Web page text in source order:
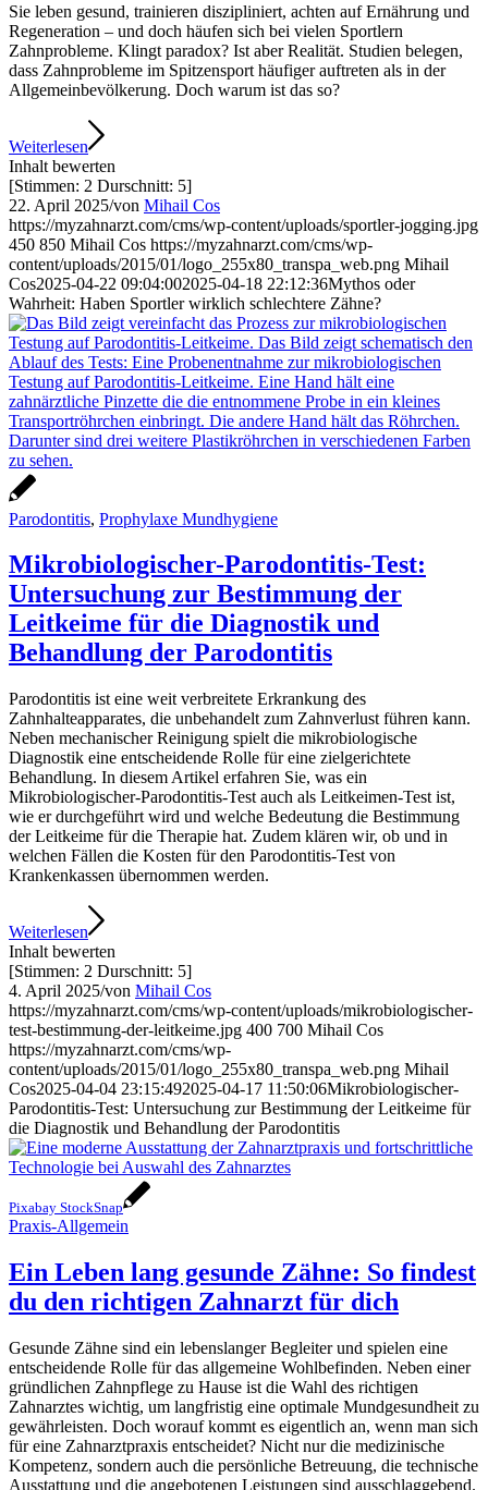
Sie leben gesund, trainieren diszipliniert, achten auf Ernährung und
Regeneration – und doch häufen sich bei vielen Sportlern
Zahnprobleme. Klingt paradox? Ist aber Realität. Studien belegen,
dass Zahnprobleme im Spitzensport häufiger auftreten als in der
Allgemeinbevölkerung. Doch warum ist das so?
Weiterlesen
Inhalt bewerten
[Stimmen: 2 Durschnitt: 5]
22. April 2025/von Mihail Cos
https://myzahnarzt.com/cms/wp-content/uploads/sportler-jogging.jpg
450 850 Mihail Cos https://myzahnarzt.com/cms/wp-
content/uploads/2015/01/logo_255x80_transpa_web.png Mihail
Cos2025-04-22 09:04:002025-04-18 22:12:36Mythos oder
Wahrheit: Haben Sportler wirklich schlechtere Zähne?
Parodontitis, Prophylaxe Mundhygiene
Mikrobiologischer-Parodontitis-Test:
Untersuchung zur Bestimmung der
Leitkeime für die Diagnostik und
Behandlung der Parodontitis
Parodontitis ist eine weit verbreitete Erkrankung des
Zahnhalteapparates, die unbehandelt zum Zahnverlust führen kann.
Neben mechanischer Reinigung spielt die mikrobiologische
Diagnostik eine entscheidende Rolle für eine zielgerichtete
Behandlung. In diesem Artikel erfahren Sie, was ein
Mikrobiologischer-Parodontitis-Test auch als Leitkeimen-Test ist,
wie er durchgeführt wird und welche Bedeutung die Bestimmung
der Leitkeime für die Therapie hat. Zudem klären wir, ob und in
welchen Fällen die Kosten für den Parodontitis-Test von
Krankenkassen übernommen werden.
Weiterlesen
Inhalt bewerten
[Stimmen: 2 Durschnitt: 5]
4. April 2025/von Mihail Cos
https://myzahnarzt.com/cms/wp-content/uploads/mikrobiologischer-
test-bestimmung-der-leitkeime.jpg 400 700 Mihail Cos
https://myzahnarzt.com/cms/wp-
content/uploads/2015/01/logo_255x80_transpa_web.png Mihail
Cos2025-04-04 23:15:492025-04-17 11:50:06Mikrobiologischer-
Parodontitis-Test: Untersuchung zur Bestimmung der Leitkeime für
die Diagnostik und Behandlung der Parodontitis
Pixabay StockSnap
Praxis-Allgemein
Ein Leben lang gesunde Zähne: So findest
du den richtigen Zahnarzt für dich
Gesunde Zähne sind ein lebenslanger Begleiter und spielen eine
entscheidende Rolle für das allgemeine Wohlbefinden. Neben einer
gründlichen Zahnpflege zu Hause ist die Wahl des richtigen
Zahnarztes wichtig, um langfristig eine optimale Mundgesundheit zu
gewährleisten. Doch worauf kommt es eigentlich an, wenn man sich
für eine Zahnarztpraxis entscheidet? Nicht nur die medizinische
Kompetenz, sondern auch die persönliche Betreuung, die technische
Ausstattung und die angebotenen Leistungen sind ausschlaggebend.